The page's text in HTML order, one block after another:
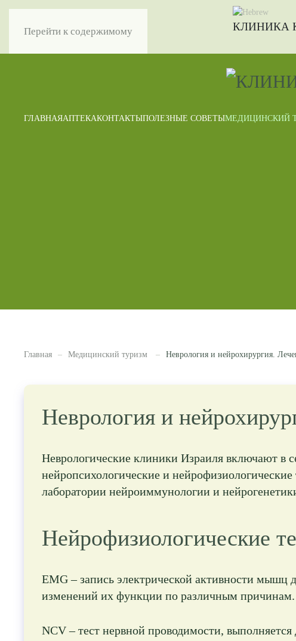
Перейти к содержимому КЛИНИКА
ГЛАВНАЯАПТЕКАКОНТАКТЫПОЛЕЗНЫЕ СОВЕТЫМЕДИЦИНСКИЙ
Главная Медицинский туризм Неврология и нейрохирургия.
Неврология и
Неврологические клиники Израиля включают в
нейропсихологические и
лаборатории нейроиммунологии и
Нейрофизиологические
EMG – запись электрической активности
изменений их функции по различным причинам.
NCV – тест нервной проводимости,